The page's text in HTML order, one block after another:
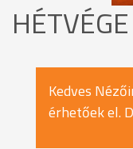
HÉTVÉGE
Kedves
érhetőek el.